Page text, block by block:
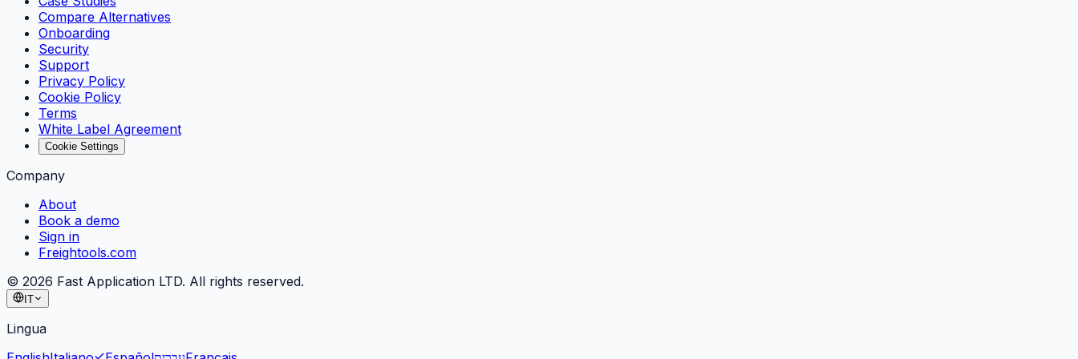
Compare Alternatives
Onboarding
Security
Support
Privacy Policy
Cookie Policy
Terms
White Label Agreement
Cookie Settings
Company
About
Book a demo
Sign in
Freightools.com
© 2026 Fast Application LTD. All rights reserved.
IT
Lingua